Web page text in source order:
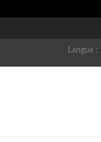
Langue :